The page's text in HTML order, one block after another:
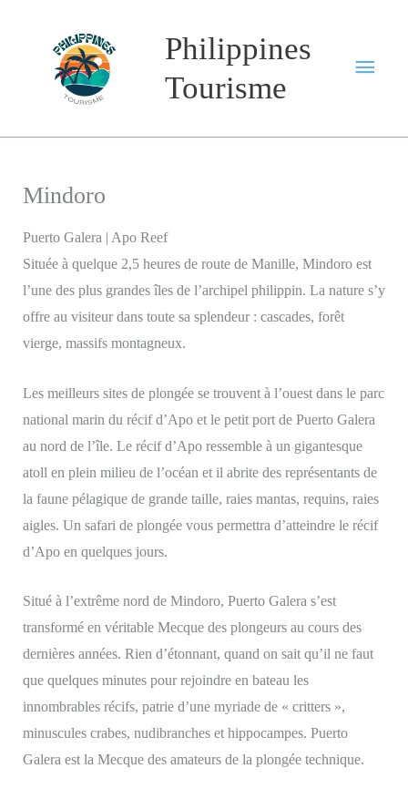
Philippines
Tourisme
Mindoro
Puerto Galera | Apo Reef
Située à quelque 2,5 heures de route de Manille, Mindoro est
l’une des plus grandes îles de l’archipel philippin. La nature s’y
offre au visiteur dans toute sa splendeur : cascades, forêt
vierge, massifs montagneux.
Les meilleurs sites de plongée se trouvent à l’ouest dans le parc
national marin du récif d’Apo et le petit port de Puerto Galera
au nord de l’île. Le récif d’Apo ressemble à un gigantesque
atoll en plein milieu de l’océan et il abrite des représentants de
la faune pélagique de grande taille, raies mantas, requins, raies
aigles. Un safari de plongée vous permettra d’atteindre le récif
d’Apo en quelques jours.
Situé à l’extrême nord de Mindoro, Puerto Galera s’est
transformé en véritable Mecque des plongeurs au cours des
dernières années. Rien d’étonnant, quand on sait qu’il ne faut
que quelques minutes pour rejoindre en bateau les
innombrables récifs, patrie d’une myriade de « critters »,
minuscules crabes, nudibranches et hippocampes. Puerto
Galera est la Mecque des amateurs de la plongée technique.